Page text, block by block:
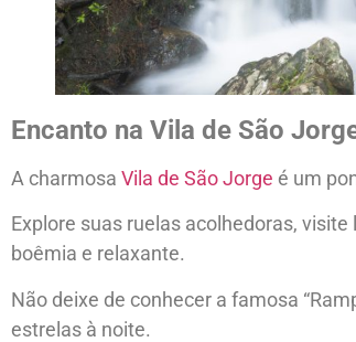
Encanto na Vila de São
A charmosa Vila de São Jorge é um
Explore suas ruelas acolhedoras,
boêmia e relaxante.
Não deixe de conhecer a famosa
estrelas à noite.